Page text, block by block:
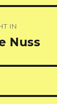
IN
Nuss